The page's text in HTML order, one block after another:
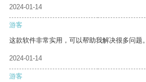
2024-01-14
游客
这款软件非常实用，可以帮助我解决很多问题。
2024-01-14
游客